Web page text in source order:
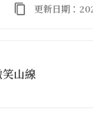
更新日期：
笑山線